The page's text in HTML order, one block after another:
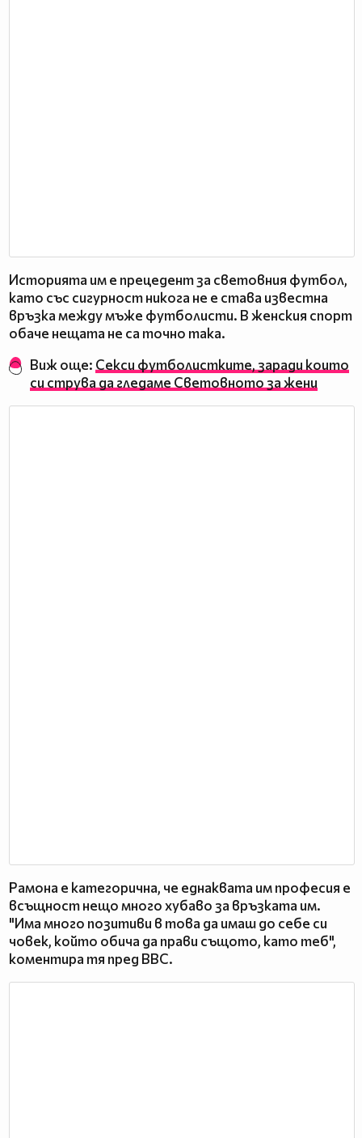
Историята им е прецедент за световния футбол,
като със сигурност никога не е става известна
връзка между мъже футболисти. В женския спорт
обаче нещата не са точно така.
Виж още: Секси футболистките, заради които
си струва да гледаме Световното за жени
Рамона е категорична, че еднаквата им професия е
всъщност нещо много хубаво за връзката им.
"Има много позитиви в това да имаш до себе си
човек, който обича да прави същото, като теб",
коментира тя пред BBC.